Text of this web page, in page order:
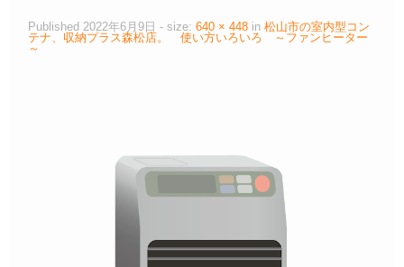
Published 2022年6月9日 - size: 640 × 448 in 松山市の室内型コン
テナ、収納プラス森松店。 使い方いろいろ ～ファンヒーター
～